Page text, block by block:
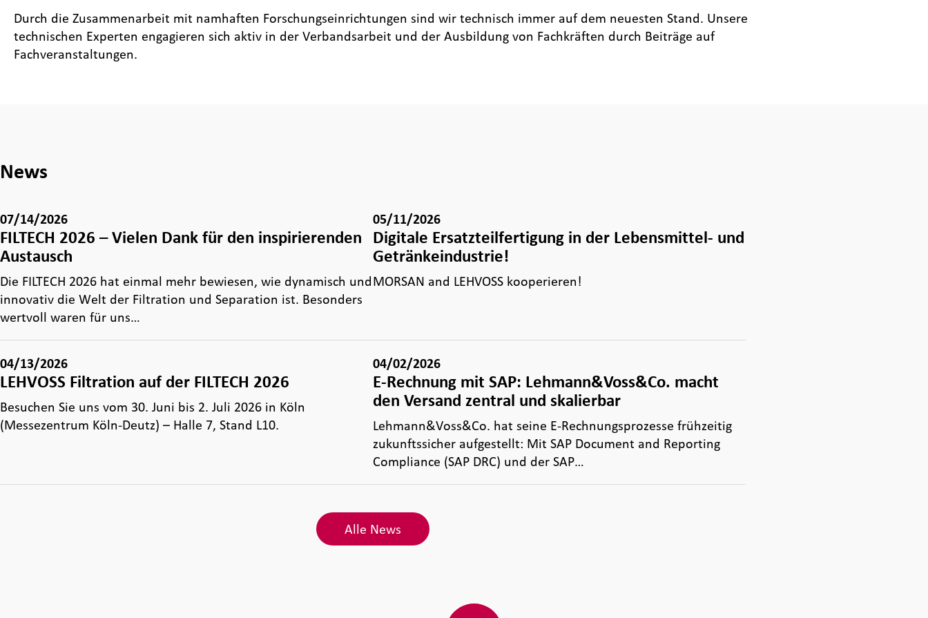
Durch die Zusammenarbeit mit namhaften Forschungseinrichtungen sind wir technisch immer auf dem neuesten Stand. Unsere
technischen Experten engagieren sich aktiv in der Verbandsarbeit und der Ausbildung von Fachkräften durch Beiträge auf
Fachveranstaltungen.
News
07/14/2026
FILTECH 2026 – Vielen Dank für den inspirierenden
Austausch
Die FILTECH 2026 hat einmal mehr bewiesen, wie dynamisch und
innovativ die Welt der Filtration und Separation ist. Besonders
wertvoll waren für uns…
05/11/2026
Digitale Ersatzteilfertigung in der Lebensmittel- und
Getränkeindustrie!
MORSAN and LEHVOSS kooperieren!
04/13/2026
LEHVOSS Filtration auf der FILTECH 2026
Besuchen Sie uns vom 30. Juni bis 2. Juli 2026 in Köln
(Messezentrum Köln-Deutz) – Halle 7, Stand L10.
04/02/2026
E-Rechnung mit SAP: Lehmann&Voss&Co. macht
den Versand zentral und skalierbar
Lehmann&Voss&Co. hat seine E‑Rechnungsprozesse frühzeitig
zukunftssicher aufgestellt: Mit SAP Document and Reporting
Compliance (SAP DRC) und der SAP…
Alle News